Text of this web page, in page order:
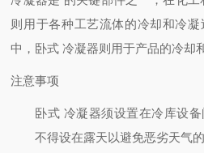
则用于各种工艺流体的冷却和冷
中，卧式 冷凝器则用于产品的冷却
注意事项
卧式 冷凝器须设置在冷库设
不得设在露天以避免恶劣天气的